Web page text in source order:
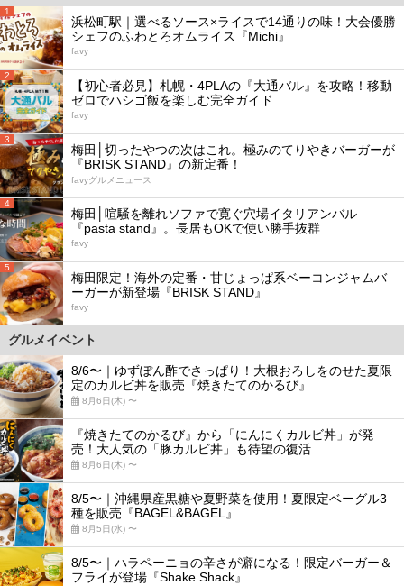
1
浜松町駅｜選べるソース×ライスで14通りの味！大会優勝
シェフのふわとろオムライス『Michi』
favy
2
【初心者必見】札幌・4PLAの『大通バル』を攻略！移動
ゼロでハシゴ飯を楽しむ完全ガイド
favy
3
梅田│切ったやつの次はこれ。極みのてりやきバーガーが
『BRISK STAND』の新定番！
favyグルメニュース
4
梅田│喧騒を離れソファで寛ぐ穴場イタリアンバル
『pasta stand』。長居もOKで使い勝手抜群
favy
5
梅田限定！海外の定番・甘じょっぱ系ベーコンジャムバ
ーガーが新登場『BRISK STAND』
favy
グルメイベント
8/6〜｜ゆずぽん酢でさっぱり！大根おろしをのせた夏限
定のカルビ丼を販売『焼きたてのかるび』
8月6日(木) 〜
『焼きたてのかるび』から「にんにくカルビ丼」が発
売！大人気の「豚カルビ丼」も待望の復活
8月6日(木) 〜
8/5〜｜沖縄県産黒糖や夏野菜を使用！夏限定ベーグル3
種を販売『BAGEL&BAGEL』
8月5日(水) 〜
8/5〜｜ハラペーニョの辛さが癖になる！限定バーガー＆
フライが登場『Shake Shack』